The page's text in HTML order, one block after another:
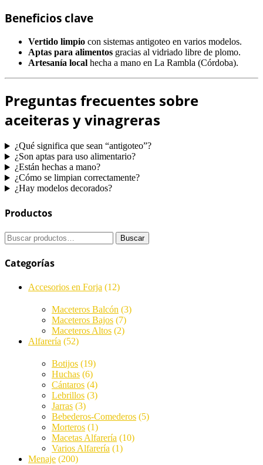
Beneficios clave
Vertido limpio con sistemas antigoteo en varios modelos.
Aptas para alimentos gracias al vidriado libre de plomo.
Artesanía local hecha a mano en La Rambla (Córdoba).
Preguntas frecuentes sobre
aceiteras y vinagreras
¿Qué significa que sean “antigoteo”?
¿Son aptas para uso alimentario?
¿Están hechas a mano?
¿Cómo se limpian correctamente?
¿Hay modelos decorados?
Productos
Buscar
por:
Buscar
Categorías
Accesorios en Forja (12)
Maceteros Balcón (3)
Maceteros Bajos (7)
Maceteros Altos (2)
Alfarería (52)
Botijos (19)
Huchas (6)
Cántaros (4)
Lebrillos (3)
Jarras (3)
Bebederos-Comederos (5)
Morteros (1)
Macetas Alfarería (10)
Varios Alfarería (1)
Menaje (200)